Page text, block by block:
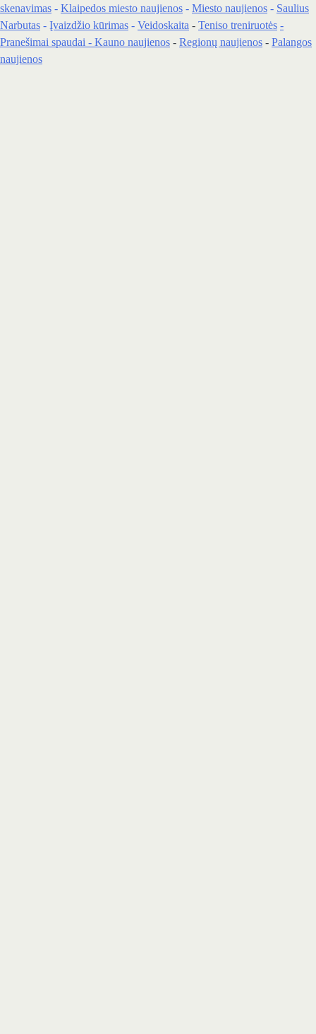
skenavimas - Klaipedos miesto naujienos - Miesto naujienos - Saulius
Narbutas - Įvaizdžio kūrimas - Veidoskaita - Teniso treniruotės -
Pranešimai spaudai - Kauno naujienos - Regionų naujienos - Palangos
naujienos